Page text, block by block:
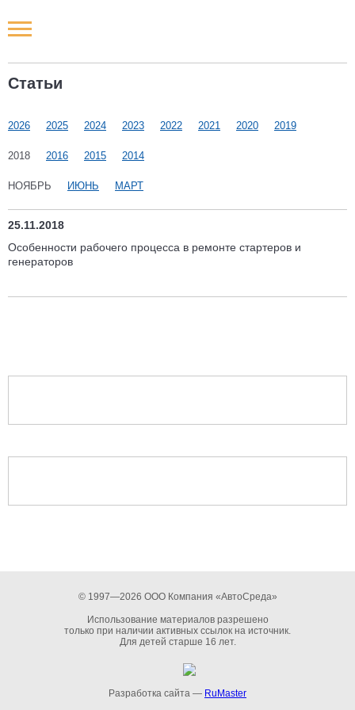
Статьи
2026 2025 2024 2023 2022 2021 2020 2019
2018 2016 2015 2014
НОЯБРЬ ИЮНЬ МАРТ
25.11.2018
Особенности рабочего процесса в ремонте стартеров и
генераторов
© 1997—2026 ООО Компания «АвтоСреда»
Использование материалов разрешено
только при наличии активных ссылок на источник.
Для детей старше 16 лет.
Разработка сайта — RuMaster
Новости РФ
Наши мероприятия
Статьи